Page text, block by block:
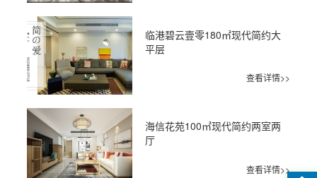
临港碧云壹零180㎡现代简约大
平层
查看详情>>
海信花苑100㎡现代简约两室两
厅
查看详情>>